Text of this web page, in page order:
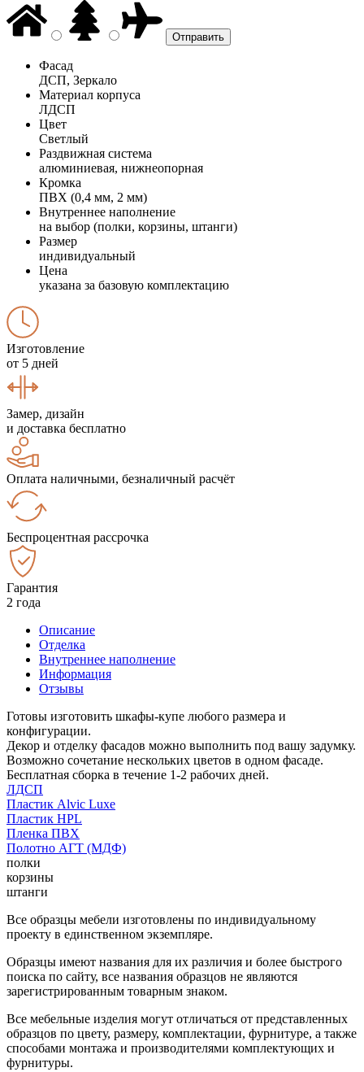
Фасад
ДСП, Зеркало
Материал корпуса
ЛДСП
Цвет
Светлый
Раздвижная система
алюминиевая, нижнеопорная
Кромка
ПВХ (0,4 мм, 2 мм)
Внутреннее наполнение
на выбор (полки, корзины, штанги)
Размер
индивидуальный
Цена
указана за базовую комплектацию
Изготовление
от 5 дней
Замер, дизайн
и доставка бесплатно
Оплата наличными, безналичный расчёт
Беспроцентная рассрочка
Гарантия
2 года
Описание
Отделка
Внутреннее наполнение
Информация
Отзывы
Готовы изготовить шкафы-купе любого размера и
конфигурации.
Декор и отделку фасадов можно выполнить под вашу задумку.
Возможно сочетание нескольких цветов в одном фасаде.
Бесплатная сборка в течение 1-2 рабочих дней.
ЛДСП
Пластик Alvic Luxe
Пластик HPL
Пленка ПВХ
Полотно АГТ (МДФ)
полки
корзины
штанги
Все образцы мебели изготовлены по индивидуальному
проекту в единственном экземпляре.
Образцы имеют названия для их различия и более быстрого
поиска по сайту, все названия образцов не являются
зарегистрированным товарным знаком.
Все мебельные изделия могут отличаться от представленных
образцов по цвету, размеру, комплектации, фурнитуре, а также
способами монтажа и производителями комплектующих и
фурнитуры.